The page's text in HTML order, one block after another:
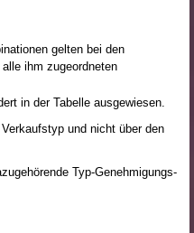
gelten bei den
ihm zugeordneten
in der Tabelle ausgewiesen.
und nicht über den
Typ-Genehmigungs-